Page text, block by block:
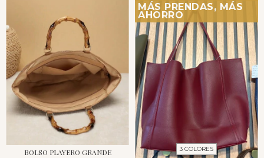
BOLSO PLAYERO GRANDE
MÁS PRENDAS, MÁS
AHORRO
3 COLORES